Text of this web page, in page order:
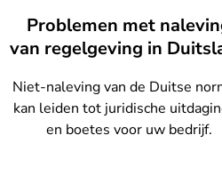
Problemen met
van regelgeving in
Niet-naleving van de Duitse
kan leiden tot juridische
en boetes voor uw bedrijf.